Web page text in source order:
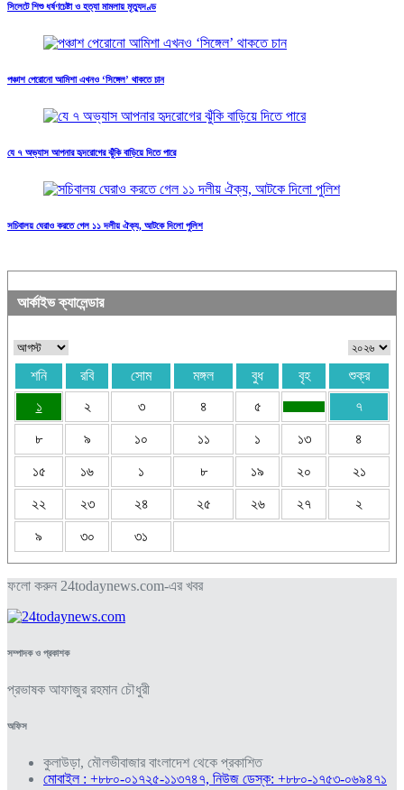
সিলেটে শিশু ধর্ষণচেষ্টা ও হত্যা মামলায় মৃত্যুদণ্ড
পঞ্চাশ পেরোনো আমিশা এখনও ‘সিঙ্গেল’ থাকতে চান
যে ৭ অভ্যাস আপনার হৃদরোগের ঝুঁকি বাড়িয়ে দিতে পারে
সচিবালয় ঘেরাও করতে গেল ১১ দলীয় ঐক্য, আটকে দিলো পুলিশ
আর্কাইভ ক্যালেন্ডার
শনি রবি সোম মঙ্গল বুধ বৃহ
শুক্র
১
২ ৩ ৪ ৫ ৭
৮ ৯ ১০ ১১ ১ ১৩ ৪
১৫ ১৬ ১ ৮ ১৯ ২০ ২১
২২ ২৩ ২৪ ২৫ ২৬ ২৭ ২
৯ ৩০ ৩১
ফলো করুন 24todaynews.com-এর খবর
সম্পাদক ও প্রকাশক
প্রভাষক আফাজুর রহমান চৌধুরী
অফিস
কুলাউড়া, মৌলভীবাজার বাংলাদেশ থেকে প্রকাশিত
মোবাইল : +৮৮০-০১৭২৫-১১৩৭৪৭, নিউজ ডেস্ক: +৮৮০-১৭৫৩-০৬৯৪৭১